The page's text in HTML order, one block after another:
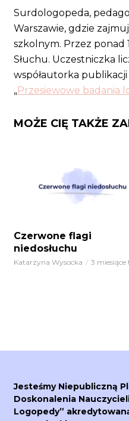
Surdologopeda,
Warszawie, gdzie
szkolnym. Przez ponad
Słuchu. Uczestniczka
współautorka
„Przesiewowe badania
MOŻE CIĘ TAKŻE
Czerwone flagi
niedosłuchu
Katarzyna Wysocka 3 miesiące
Jesteśmy Niepubliczną
Doskonalenia
Logopedy”